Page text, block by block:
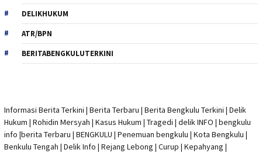
DELIKHUKUM
ATR/BPN
BERITABENGKULUTERKINI
Informasi Berita Terkini | Berita Terbaru | Berita Bengkulu Terkini | Delik
Hukum | Rohidin Mersyah | Kasus Hukum | Tragedi | delik INFO | bengkulu
info |berita Terbaru | BENGKULU | Penemuan bengkulu | Kota Bengkulu |
Benkulu Tengah | Delik Info | Rejang Lebong | Curup | Kepahyang |